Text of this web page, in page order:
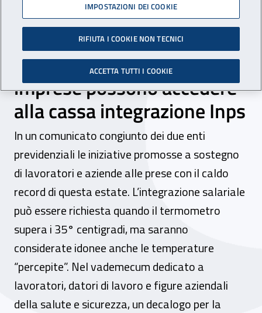
Stress termico, online le
linee guida Inail. In caso di
sospensione dell’attività le
imprese possono accedere
alla cassa integrazione Inps
In un comunicato congiunto dei due enti
previdenziali le iniziative promosse a sostegno
di lavoratori e aziende alle prese con il caldo
record di questa estate. L’integrazione salariale
può essere richiesta quando il termometro
supera i 35° centigradi, ma saranno
considerate idonee anche le temperature
“percepite”. Nel vademecum dedicato a
lavoratori, datori di lavoro e figure aziendali
della salute e sicurezza, un decalogo per la
IMPOSTAZIONI DEI COOKIE
RIFIUTA I COOKIE NON TECNICI
ACCETTA TUTTI I COOKIE